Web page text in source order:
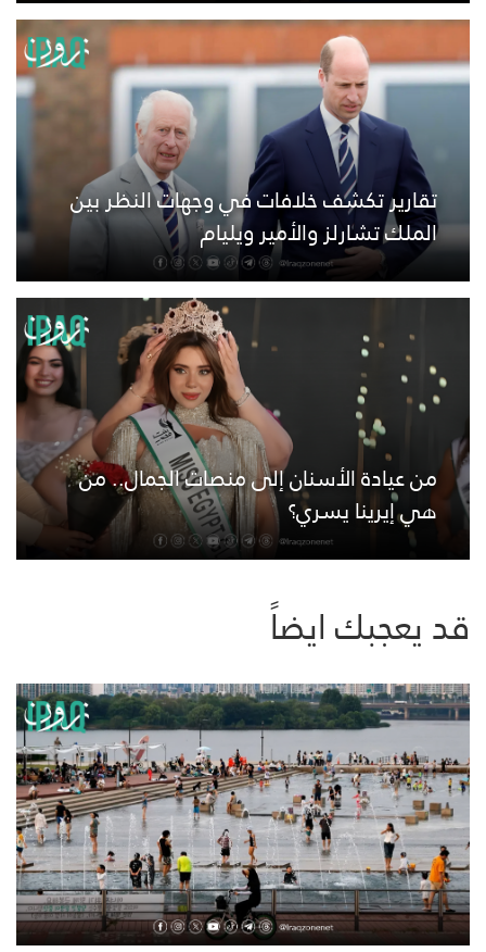
تقارير تكشف خلافات في وجهات النظر بين
الملك تشارلز والأمير ويليام
من عيادة الأسنان إلى منصات الجمال.. من
هي إيرينا يسري؟
قد يعجبك ايضاً